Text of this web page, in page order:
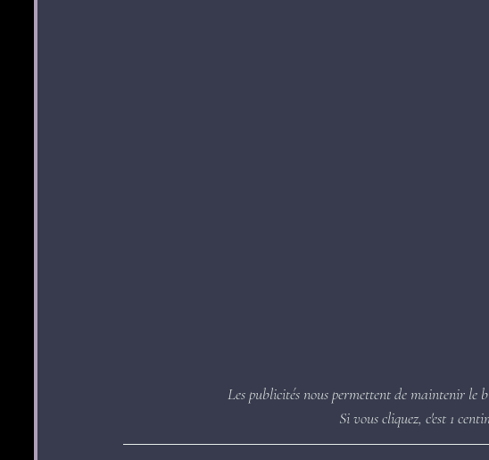
Les publicités nous permettent de maintenir le
Si vous cliquez, c'est 1